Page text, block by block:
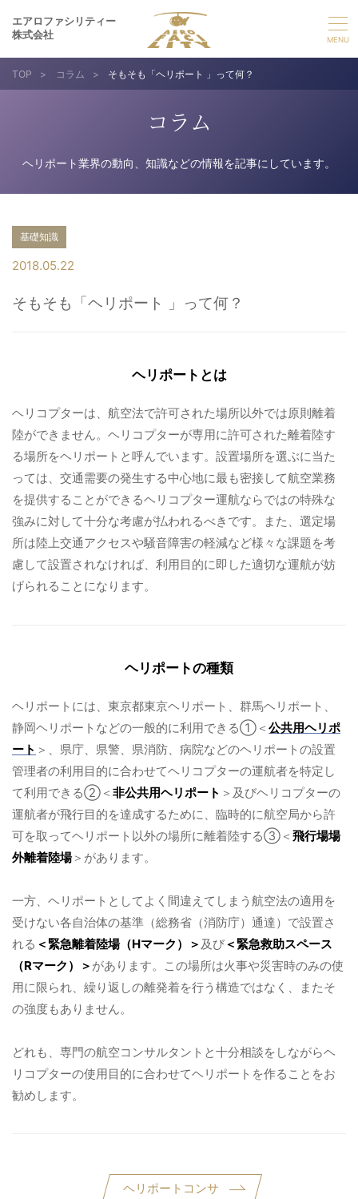
エアロファシリティー
株式会社
選ばれる理由
企業情報
自治体関係者の方
設計及び建築関係者の方
English
TOP > コラム > そもそも「ヘリポート 」って何？
コラム
ヘリポート業界の動向、知識などの情報を記事にしています。
基礎知識
2018.05.22
そもそも「ヘリポート 」って何？
ヘリポートとは
ヘリコプターは、航空法で許可された場所以外では原則離着
陸ができません。ヘリコプターが専用に許可された離着陸す
る場所をヘリポートと呼んでいます。設置場所を選ぶに当た
っては、交通需要の発生する中心地に最も密接して航空業務
を提供することができるヘリコプター運航ならではの特殊な
強みに対して十分な考慮が払われるべきです。また、選定場
所は陸上交通アクセスや騒音障害の軽減など様々な課題を考
慮して設置されなければ、利用目的に即した適切な運航が妨
げられることになります。
ヘリポートの種類
ヘリポートには、東京都東京ヘリポート、群馬ヘリポート、
静岡ヘリポートなどの一般的に利用できる①＜ 公共用ヘリポ
ート ＞、県庁、県警、県消防、病院などのヘリポートの設置
管理者の利用目的に合わせてヘリコプターの運航者を特定し
て利用できる②＜ 非公共用ヘリポート ＞及びヘリコプターの
運航者が飛行目的を達成するために、臨時的に航空局から許
可を取ってヘリポート以外の場所に離着陸する③＜ 飛行場場
外離着陸場＞があります。
一方、ヘリポートとしてよく間違えてしまう航空法の適用を
受けない各自治体の基準（総務省（消防庁）通達）で設置さ
れる ＜緊急離着陸場（Hマーク）＞ 及び＜緊急救助スペース
（Rマーク）＞ があります。この場所は火事や災害時のみの使
用に限られ、繰り返しの離発着を行う構造ではなく、またそ
の強度もありません。
どれも、専門の航空コンサルタントと十分相談をしながらヘ
リコプターの使用目的に合わせてヘリポートを作ることをお
勧めします。
ヘリポートコンサ